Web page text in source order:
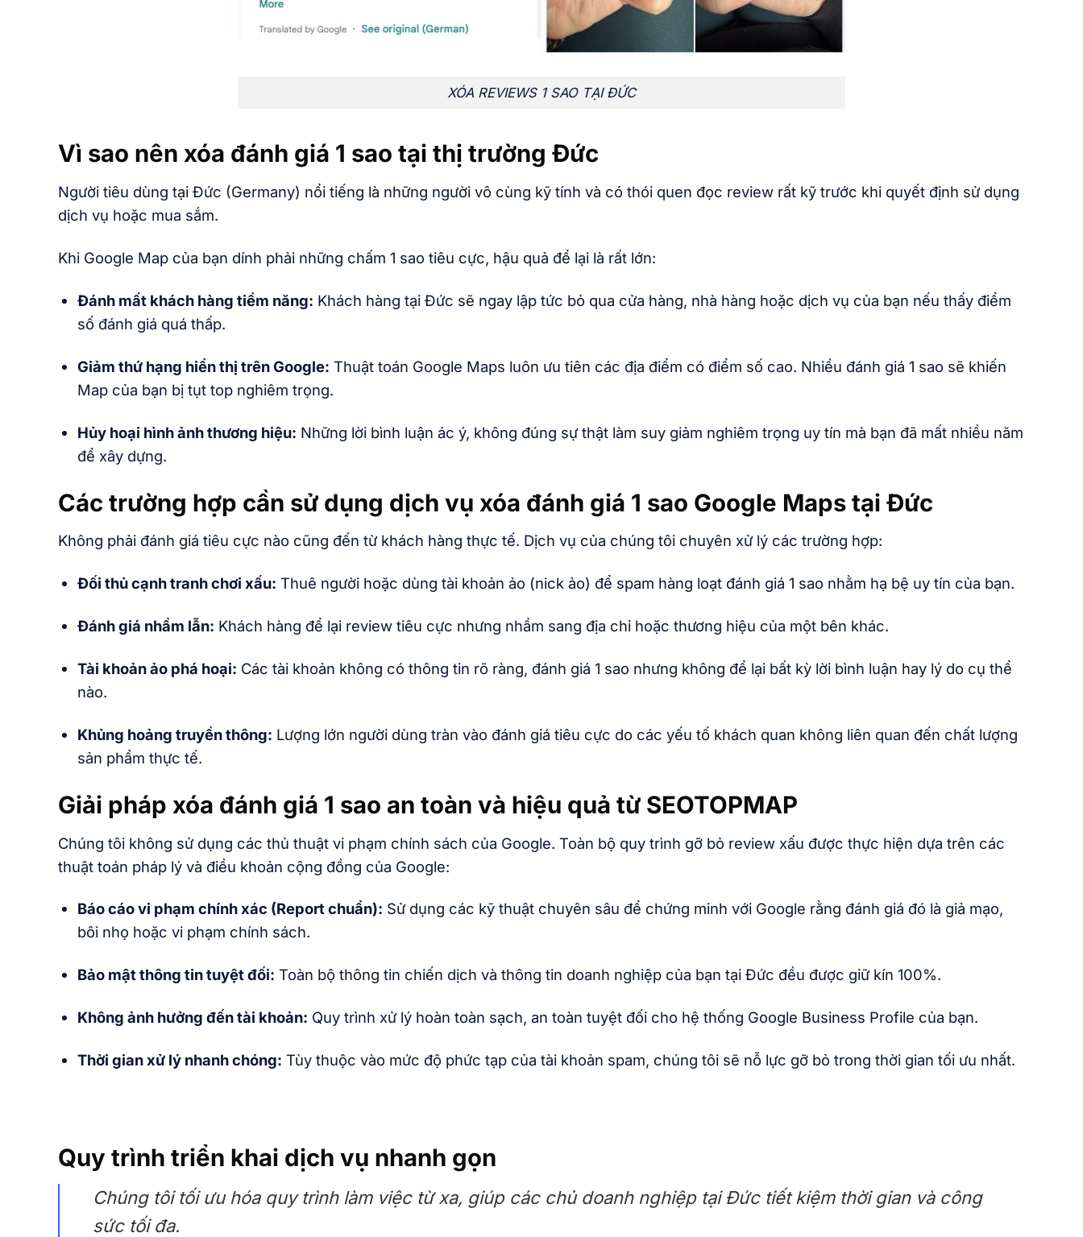
XÓA REVIEWS 1 SAO TẠI ĐỨC
Vì sao nên xóa đánh giá 1 sao tại thị trường Đức
Người tiêu dùng tại Đức (Germany) nổi tiếng là những người vô cùng kỹ tính và có thói quen đọc review rất kỹ trước khi quyết định sử dụng
dịch vụ hoặc mua sắm.
Khi Google Map của bạn dính phải những chấm 1 sao tiêu cực, hậu quả để lại là rất lớn:
Đánh mất khách hàng tiềm năng: Khách hàng tại Đức sẽ ngay lập tức bỏ qua cửa hàng, nhà hàng hoặc dịch vụ của bạn nếu thấy điểm
số đánh giá quá thấp.
Giảm thứ hạng hiển thị trên Google: Thuật toán Google Maps luôn ưu tiên các địa điểm có điểm số cao. Nhiều đánh giá 1 sao sẽ khiến
Map của bạn bị tụt top nghiêm trọng.
Hủy hoại hình ảnh thương hiệu: Những lời bình luận ác ý, không đúng sự thật làm suy giảm nghiêm trọng uy tín mà bạn đã mất nhiều năm
để xây dựng.
Các trường hợp cần sử dụng dịch vụ xóa đánh giá 1 sao Google Maps tại Đức
Không phải đánh giá tiêu cực nào cũng đến từ khách hàng thực tế. Dịch vụ của chúng tôi chuyên xử lý các trường hợp:
Đối thủ cạnh tranh chơi xấu: Thuê người hoặc dùng tài khoản ảo (nick ảo) để spam hàng loạt đánh giá 1 sao nhằm hạ bệ uy tín của bạn.
Đánh giá nhầm lẫn: Khách hàng để lại review tiêu cực nhưng nhầm sang địa chỉ hoặc thương hiệu của một bên khác.
Tài khoản ảo phá hoại: Các tài khoản không có thông tin rõ ràng, đánh giá 1 sao nhưng không để lại bất kỳ lời bình luận hay lý do cụ thể
nào.
Khủng hoảng truyền thông: Lượng lớn người dùng tràn vào đánh giá tiêu cực do các yếu tố khách quan không liên quan đến chất lượng
sản phẩm thực tế.
Giải pháp xóa đánh giá 1 sao an toàn và hiệu quả từ SEOTOPMAP
Chúng tôi không sử dụng các thủ thuật vi phạm chính sách của Google. Toàn bộ quy trình gỡ bỏ review xấu được thực hiện dựa trên các
thuật toán pháp lý và điều khoản cộng đồng của Google:
Báo cáo vi phạm chính xác (Report chuẩn): Sử dụng các kỹ thuật chuyên sâu để chứng minh với Google rằng đánh giá đó là giả mạo,
bôi nhọ hoặc vi phạm chính sách.
Bảo mật thông tin tuyệt đối: Toàn bộ thông tin chiến dịch và thông tin doanh nghiệp của bạn tại Đức đều được giữ kín 100%.
Không ảnh hưởng đến tài khoản: Quy trình xử lý hoàn toàn sạch, an toàn tuyệt đối cho hệ thống Google Business Profile của bạn.
Thời gian xử lý nhanh chóng: Tùy thuộc vào mức độ phức tạp của tài khoản spam, chúng tôi sẽ nỗ lực gỡ bỏ trong thời gian tối ưu nhất.
Quy trình triển khai dịch vụ nhanh gọn
Chúng tôi tối ưu hóa quy trình làm việc từ xa, giúp các chủ doanh nghiệp tại Đức tiết kiệm thời gian và công
sức tối đa.